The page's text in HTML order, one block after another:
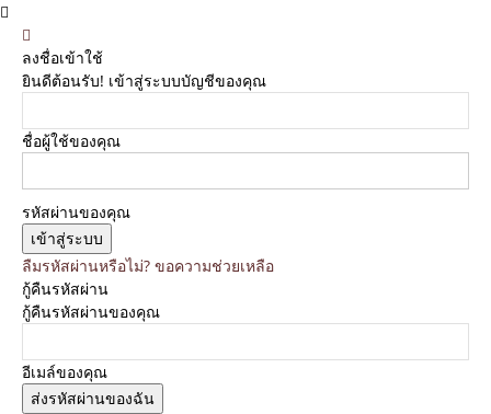
ลงชื่อเข้าใช้
ยินดีต้อนรับ! เข้าสู่ระบบบัญชีของคุณ
ชื่อผู้ใช้ของคุณ
รหัสผ่านของคุณ
ลืมรหัสผ่านหรือไม่? ขอความช่วยเหลือ
กู้คืนรหัสผ่าน
กู้คืนรหัสผ่านของคุณ
อีเมล์ของคุณ